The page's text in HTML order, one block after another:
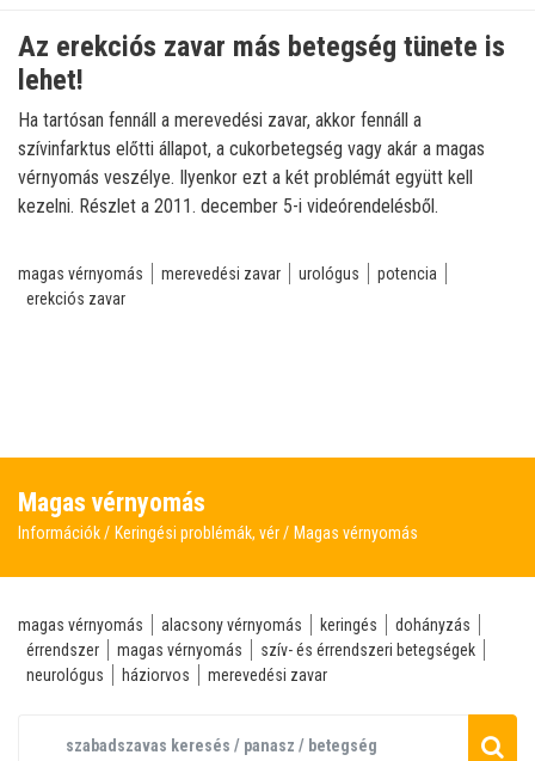
Az erekciós zavar más betegség tünete is
lehet!
Ha tartósan fennáll a merevedési zavar, akkor fennáll a
szívinfarktus előtti állapot, a cukorbetegség vagy akár a magas
vérnyomás veszélye. Ilyenkor ezt a két problémát együtt kell
kezelni. Részlet a 2011. december 5-i videórendelésből.
magas vérnyomás merevedési zavar urológus
potencia
erekciós zavar
Magas vérnyomás
Információk Keringési problémák, vér Magas vérnyomás
magas vérnyomás alacsony vérnyomás keringés
dohányzás
érrendszer
magas vérnyomás
szív- és érrendszeri betegségek
neurológus
háziorvos merevedési zavar